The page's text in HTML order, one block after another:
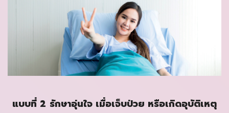
แบบที่ 2 รักษาอุ่นใจ เมื่อเจ็บป่วย หรือเกิดอุบัติเหตุ